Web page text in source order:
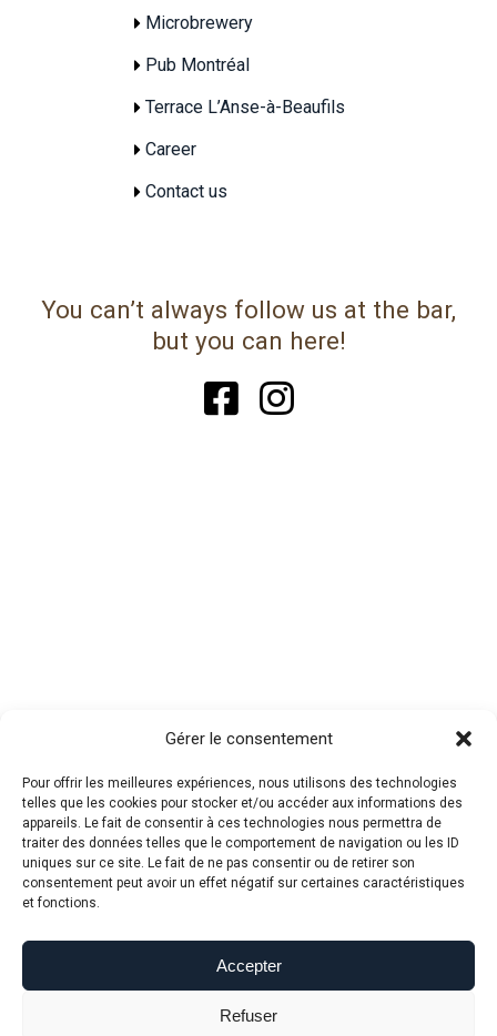
Gérer le consentement
Pour offrir les meilleures expériences, nous utilisons des technologies
telles que les cookies pour stocker et/ou accéder aux informations des
appareils. Le fait de consentir à ces technologies nous permettra de
traiter des données telles que le comportement de navigation ou les ID
uniques sur ce site. Le fait de ne pas consentir ou de retirer son
consentement peut avoir un effet négatif sur certaines caractéristiques
et fonctions.
Accepter
Refuser
Microbrewery
Pub Montréal
Terrace L’Anse-à-Beaufils
Career
Contact us
You can’t always follow us at the bar,
but you can here!